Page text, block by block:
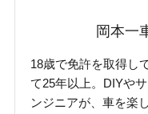
岡本一
18歳で免許を取得し
て25年以上。DIYや
ンジニアが、車を楽